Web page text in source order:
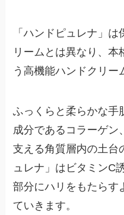
「ハンドピュレナ」
リームとは異なり、
う高機能ハンドクリー
ふっくらと柔らかな手
成分であるコラーゲン
支える角質層内の土台
ュレナ」はビタミンC
部分にハリをもたらす
ていきます。